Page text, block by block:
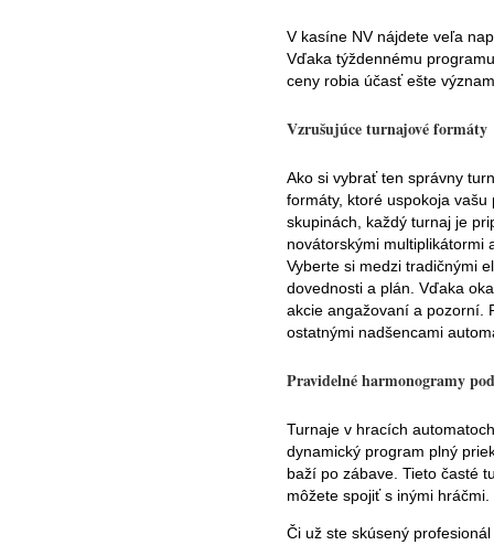
V kasíne NV nájdete veľa
Vďaka týždennému
ceny robia účasť ešte
Vzrušujúce turnajové formáty
Ako si vybrať ten správny
formáty, ktoré uspokoja
skupinách, každý turnaj je
novátorskými multiplikátormi
Vyberte si medzi tradičnými
dovednosti a plán. Vďaka
akcie angažovaní a pozorní.
ostatnými nadšencami
Pravidelné harmonogramy
Turnaje v hracích
dynamický program plný
baží po zábave. Tieto časté
môžete spojiť s inými hráčmi.
Či už ste skúsený